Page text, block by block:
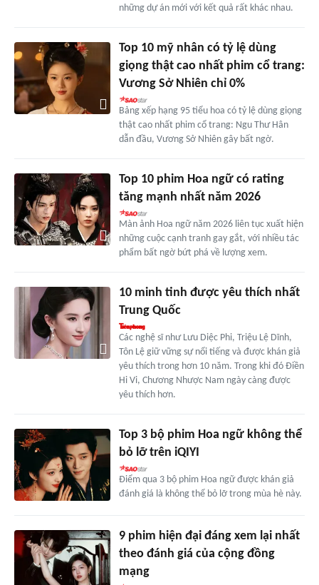
những dự án mới với kết quả rất khác nhau.
Top 10 mỹ nhân có tỷ lệ dùng
giọng thật cao nhất phim cổ trang:
Vương Sở Nhiên chỉ 0%
Bảng xếp hạng 95 tiểu hoa có tỷ lệ dùng giọng
thật cao nhất phim cổ trang: Ngu Thư Hân
dẫn đầu, Vương Sở Nhiên gây bất ngờ.
Top 10 phim Hoa ngữ có rating
tăng mạnh nhất năm 2026
Màn ảnh Hoa ngữ năm 2026 liên tục xuất hiện
những cuộc cạnh tranh gay gắt, với nhiều tác
phẩm bất ngờ bứt phá về lượng xem.
10 minh tinh được yêu thích nhất
Trung Quốc
Các nghệ sĩ như Lưu Diệc Phi, Triệu Lệ Dĩnh,
Tôn Lệ giữ vững sự nổi tiếng và được khán giả
yêu thích trong hơn 10 năm. Trong khi đó Điền
Hi Vi, Chương Nhược Nam ngày càng được
yêu thích hơn.
Top 3 bộ phim Hoa ngữ không thể
bỏ lỡ trên iQIYI
Điểm qua 3 bộ phim Hoa ngữ được khán giả
đánh giá là không thể bỏ lỡ trong mùa hè này.
9 phim hiện đại đáng xem lại nhất
theo đánh giá của cộng đồng
mạng